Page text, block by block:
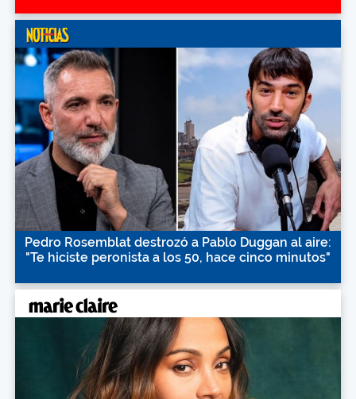
Pedro Rosemblat destrozó a Pablo Duggan al aire:
"Te hiciste peronista a los 50, hace cinco minutos"